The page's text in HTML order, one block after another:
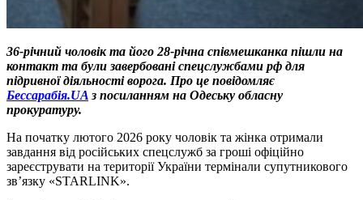
36-річний чоловік та його 28-річна співмешканка пішли на
контакт та були завербовані спецслужбами рф для
підривної діяльності ворога. Про це повідомляє
Бессарабія.UA з посиланням на Одеську обласну
прокуратуру.
На початку лютого 2026 року чоловік та жінка отримали
завдання від російських спецслужб за гроші офіційно
зареєструвати на території України термінали супутникового
зв’язку «STARLINK».